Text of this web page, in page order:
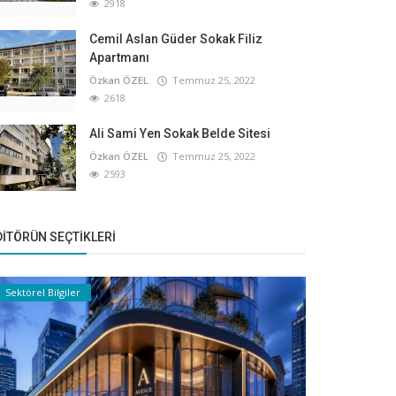
2918
Cemil Aslan Güder Sokak Filiz
Apartmanı
Özkan ÖZEL
Temmuz 25, 2022
2618
Ali Sami Yen Sokak Belde Sitesi
Özkan ÖZEL
Temmuz 25, 2022
2593
SEÇTIKLERI
Sektörel Bilgiler